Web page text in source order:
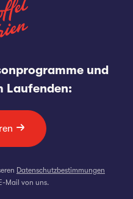
und
Laufenden:
Datenschutzbestimmungen
Mail von uns.